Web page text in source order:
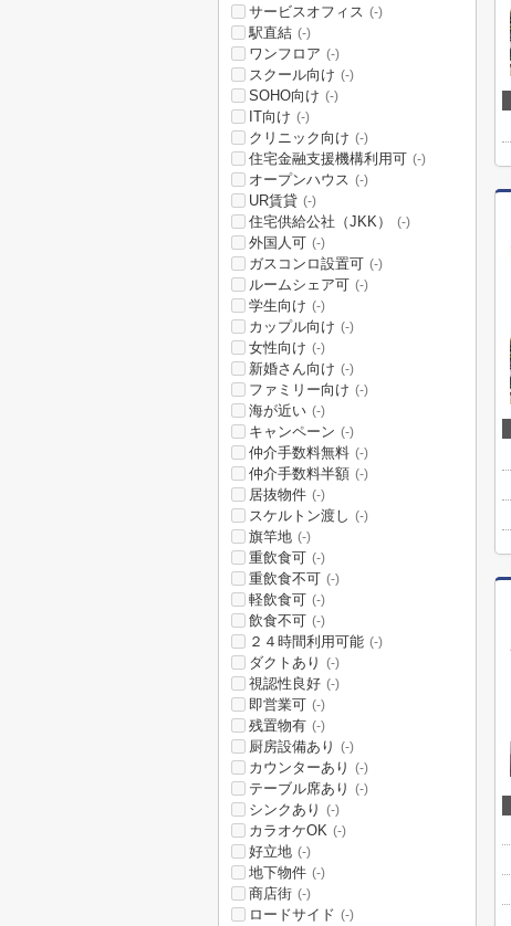
サービスオフィス (-)
駅直結 (-)
ワンフロア (-)
スクール向け (-)
SOHO向け (-)
IT向け (-)
クリニック向け (-)
住宅金融支援機構利用可 (-)
オープンハウス (-)
UR賃貸 (-)
住宅供給公社（JKK） (-)
外国人可 (-)
ガスコンロ設置可 (-)
ルームシェア可 (-)
学生向け (-)
カップル向け (-)
女性向け (-)
新婚さん向け (-)
ファミリー向け (-)
海が近い (-)
キャンペーン (-)
仲介手数料無料 (-)
仲介手数料半額 (-)
居抜物件 (-)
スケルトン渡し (-)
旗竿地 (-)
重飲食可 (-)
重飲食不可 (-)
軽飲食可 (-)
飲食不可 (-)
２４時間利用可能 (-)
ダクトあり (-)
視認性良好 (-)
即営業可 (-)
残置物有 (-)
厨房設備あり (-)
カウンターあり (-)
テーブル席あり (-)
シンクあり (-)
カラオケOK (-)
好立地 (-)
地下物件 (-)
商店街 (-)
ロードサイド (-)